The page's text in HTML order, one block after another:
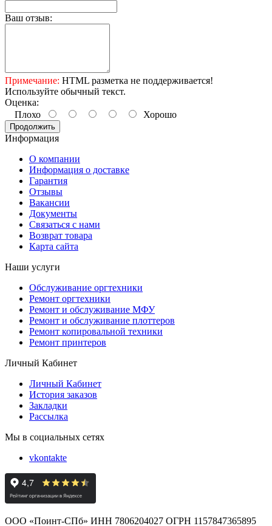
Ваш отзыв:
Примечание: HTML разметка не поддерживается!
Используйте обычный текст.
Оценка:
Плохо
Хорошо
Продолжить
Информация
О компании
Информация о доставке
Гарантия
Отзывы
Вакансии
Документы
Связаться с нами
Возврат товара
Карта сайта
Наши услуги
Обслуживание оргтехники
Ремонт оргтехники
Ремонт и обслуживание МФУ
Ремонт и обслуживание плоттеров
Ремонт копировальной техники
Ремонт принтеров
Личный Кабинет
Личный Кабинет
История заказов
Закладки
Рассылка
Мы в социальных сетях
vkontakte
ООО «Поинт-СПб» ИНН 7806204027 ОГРН 1157847365895